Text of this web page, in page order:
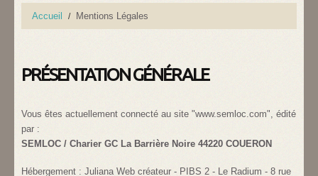
Accueil Mentions Légales
PRÉSENTATION GÉNÉRALE
Vous êtes actuellement connecté au site "www.semloc.com", édité
par :
SEMLOC / Charier GC La Barrière Noire 44220 COUERON
Hébergement : Juliana Web créateur - PIBS 2 - Le Radium - 8 rue